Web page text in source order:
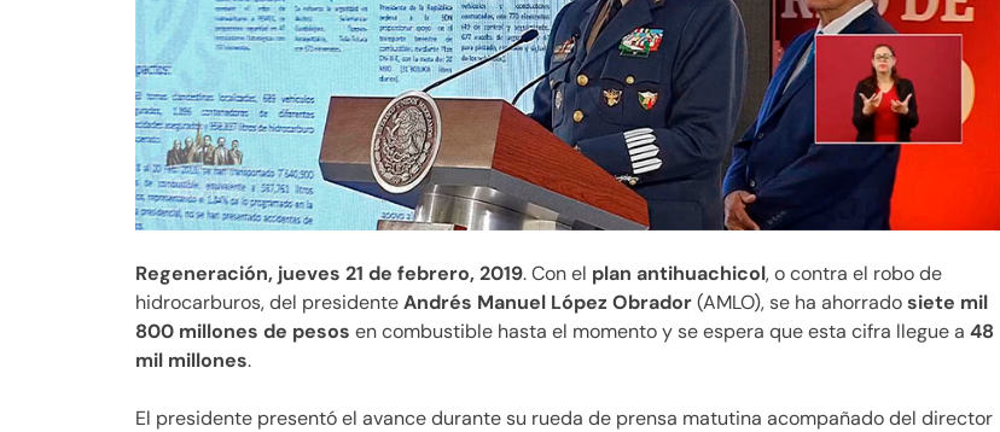
Regeneración, jueves 21 de febrero, 2019. Con el plan antihuachicol, o contra el robo de
hidrocarburos, del presidenteAndrés Manuel López Obrador(AMLO), se ha ahorradosiete mil
800 millones de pesos en combustible hasta el momento y se espera que esta cifra llegue a 48
mil millones.
El presidente presentó el avance durante su rueda de prensa matutina acompañado del director